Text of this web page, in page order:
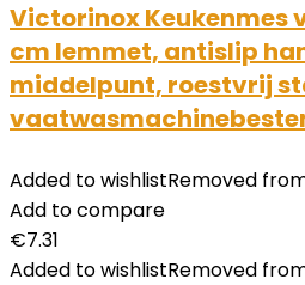
Victorinox Keukenmes
cm lemmet, antislip
middelpunt, roestvrij
Added to wishlistRemoved
Add to compare
€7.31
Added to wishlistRemoved